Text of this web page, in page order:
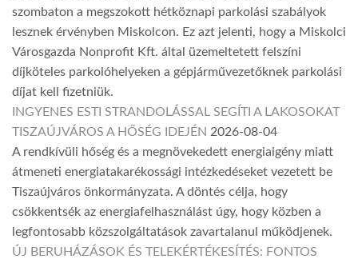
szombaton a megszokott hétköznapi parkolási szabályok
lesznek érvényben Miskolcon. Ez azt jelenti, hogy a Miskolci
Városgazda Nonprofit Kft. által üzemeltetett felszíni
díjköteles parkolóhelyeken a gépjárművezetőknek parkolási
díjat kell fizetniük.
INGYENES ESTI STRANDOLÁSSAL SEGÍTI A LAKOSOKAT
TISZAÚJVÁROS A HŐSÉG IDEJÉN 2026-08-04
A rendkívüli hőség és a megnövekedett energiaigény miatt
átmeneti energiatakarékossági intézkedéseket vezetett be
Tiszaújváros önkormányzata. A döntés célja, hogy
csökkentsék az energiafelhasználást úgy, hogy közben a
legfontosabb közszolgáltatások zavartalanul működjenek.
ÚJ BERUHÁZÁSOK ÉS TELEKÉRTÉKESÍTÉS: FONTOS